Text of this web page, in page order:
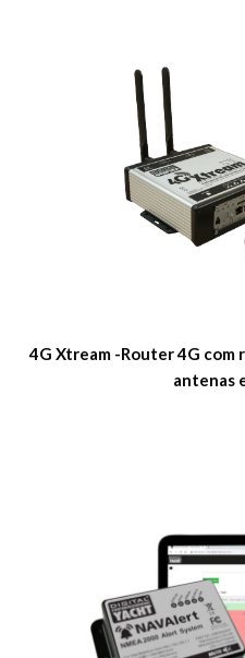
4G Xtream -Router 4G
antenas